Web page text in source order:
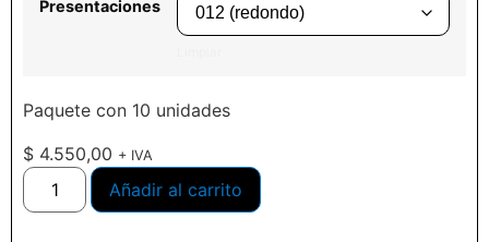
Presentaciones
Paquete con 10 unidades
$ 4.550,00 + IVA
Añadir al carrito